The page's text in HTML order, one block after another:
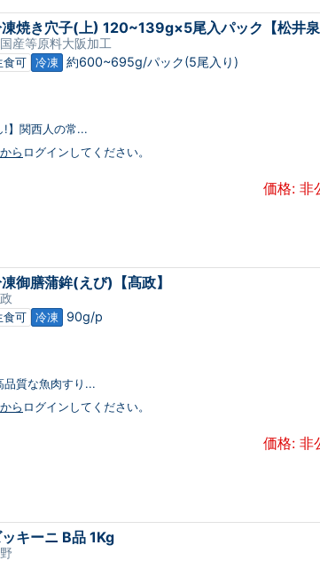
焼き穴子(上) 120~139g×5尾入パック【松井泉
産等原料大阪加工
食可 冷凍 約600~695g/パック(5尾入り)
!】関西人の常...
ら ログインしてください。
価格: 非
御膳蒲鉾(えび)【髙政】
食可 冷凍 90g/p
品質な魚肉すり...
ら ログインしてください。
価格: 非
キーニ B品 1Kg